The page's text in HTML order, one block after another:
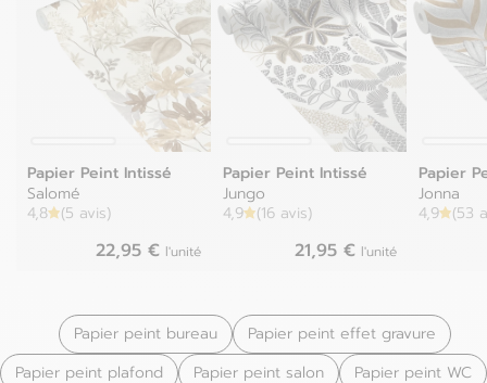
Papier Peint Intissé
Salomé
4,8
(5 avis)
22,95 € l'unité
Papier Peint Intissé
Jungo
4,9
(16 avis)
21,95 € l'unité
Papier
Jonna
4,9
(53
Papier peint bureau Papier peint effet gravure
Papier peint plafond Papier peint salon Papier peint WC